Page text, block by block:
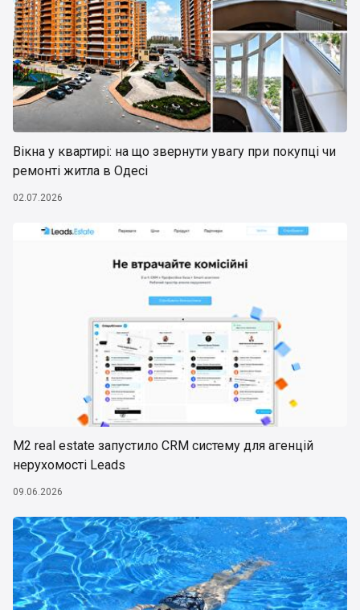
Вікна у квартирі: на що звернути увагу при покупці чи
ремонті житла в Одесі
02.07.2026
М2 real estate запустило CRM систему для агенцій
нерухомості Leads
09.06.2026